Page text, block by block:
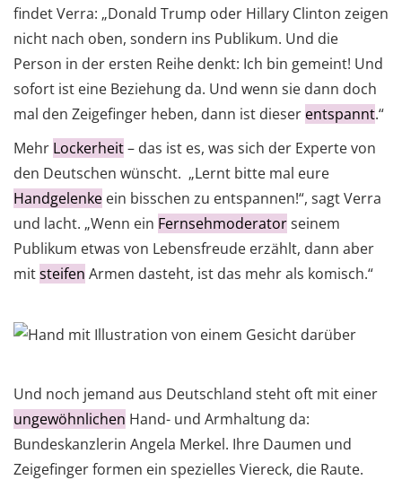
findet Verra: „Donald Trump oder Hillary Clinton zeigen
nicht nach oben, sondern ins Publikum. Und die
Person in der ersten Reihe denkt: Ich bin gemeint! Und
sofort ist eine Beziehung da. Und wenn sie dann doch
mal den Zeigefinger heben, dann ist dieser entspannt.“
Mehr Lockerheit– das ist es, was sich der Experte von
den Deutschen wünscht. „Lernt bitte mal eure
Handgelenke ein bisschen zu entspannen!“, sagt Verra
und lacht. „Wenn ein Fernsehmoderatorseinem
Publikum etwas von Lebensfreude erzählt, dann aber
mitsteifen Armen dasteht, ist das mehr als komisch.“
Und noch jemand aus Deutschland steht oft mit einer
ungewöhnlichen Hand- und Armhaltung da:
Bundeskanzlerin Angela Merkel. Ihre Daumen und
Zeigefinger formen ein spezielles Viereck, die Raute.